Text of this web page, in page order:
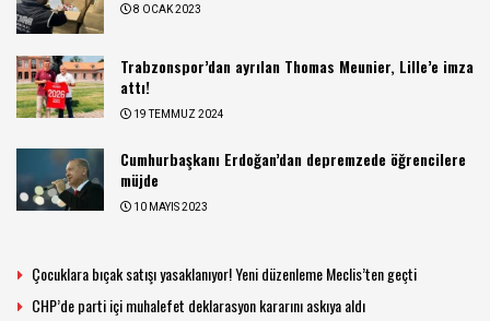
8 OCAK 2023
Trabzonspor’dan ayrılan Thomas Meunier, Lille’e imza
attı!
19 TEMMUZ 2024
Cumhurbaşkanı Erdoğan’dan depremzede öğrencilere
müjde
10 MAYIS 2023
Çocuklara bıçak satışı yasaklanıyor! Yeni düzenleme Meclis’ten geçti
CHP’de parti içi muhalefet deklarasyon kararını askıya aldı